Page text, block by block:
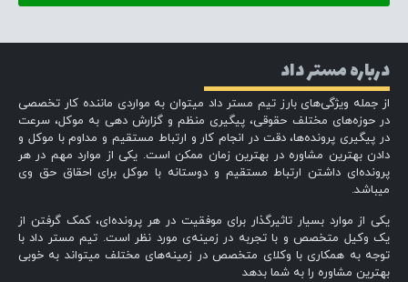
درباره مستر داد
از جمله ویژگی‌های بارز تیم مستر داد میتوان به مواردی ماننده کار تخصصی
در حوزه‌های مختلف حقوقی، پیگیری منظم و گزارش دهی به موکل، سرعت
در پیگیری پرونده‌ها، دقت در انجام کار و ارتباط مستقیم و مداوم با موکل و
دادن بهترین مشاوره در بهترین زمان ممکن است. یکی از موارد مهم در هر
پرونده‌ای داشتن ارتباط مستقیم و دوستانه با موکل برای احقاق حق وی
میباشد.
یکی از موارد بسیار تاثیرگذار برای موفقیت در هر پرونده‌ای، کمک گرفتن از
یک وکیل متخصص و با تجربه در زمینه‌ی مورد نظر است. تیم مستر داد با
توجه به همکاری با وکلای متخصص در زمینه‌های مختلف میتواند به خوبی
بهترین مشاوره را به شما بدهد